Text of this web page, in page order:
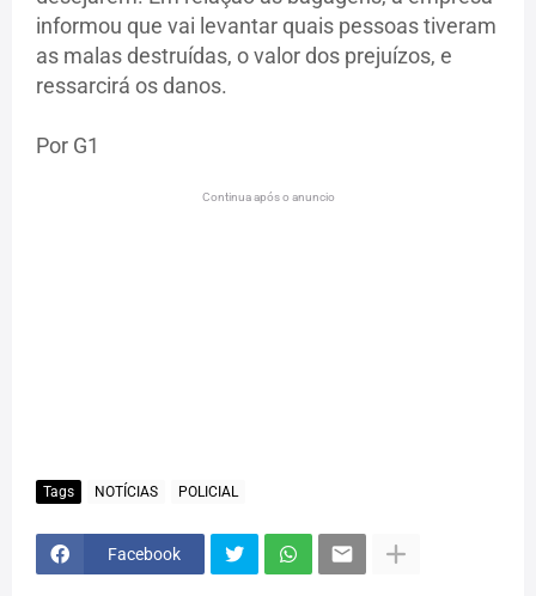
informou que vai levantar quais pessoas tiveram
as malas destruídas, o valor dos prejuízos, e
ressarcirá os danos.
Por G1
Continua após o anuncio
Tags NOTÍCIAS POLICIAL
Facebook